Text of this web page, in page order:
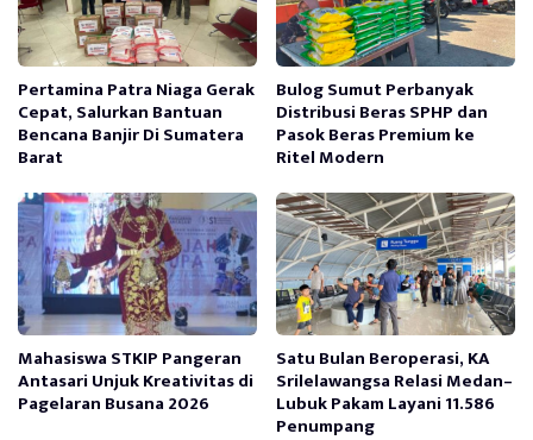
Pertamina Patra Niaga Gerak
Cepat, Salurkan Bantuan
Bencana Banjir Di Sumatera
Barat
Bulog Sumut Perbanyak
Distribusi Beras SPHP dan
Pasok Beras Premium ke
Ritel Modern
Mahasiswa STKIP Pangeran
Antasari Unjuk Kreativitas di
Pagelaran Busana 2026
Satu Bulan Beroperasi, KA
Srilelawangsa Relasi Medan–
Lubuk Pakam Layani 11.586
Penumpang